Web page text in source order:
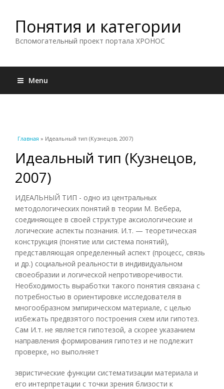
Понятия и категории
Вспомогательный проект портала ХРОНОС
Menu
Вы здесь
Главная » Идеальный тип (Кузнецов, 2007)
Идеальный тип (Кузнецов,
2007)
ИДЕАЛЬНЫЙ ТИП - одно из центральных
методологических понятий в теории М. Вебера,
соединяющее в своей структуре аксиологические и
логические аспекты познания. И.т. — теоретическая
конструкция (понятие или система понятий),
представляющая определенный аспект (процесс, связь
и др.) социальной реальности в индивидуальном
своеобразии и логической непротиворечивости.
Необходимость выработки такого понятия связана с
потребностью в ориентировке исследователя в
многообразном эмпирическом материале, с целью
избежать предвзятого построения схем или гипотез.
Сам И.т. не является гипотезой, а скорее указанием
направления формирования гипотез и не подлежит
проверке, но выполняет
эвристические функции систематизации материала и
его интерпретации с точки зрения близости к